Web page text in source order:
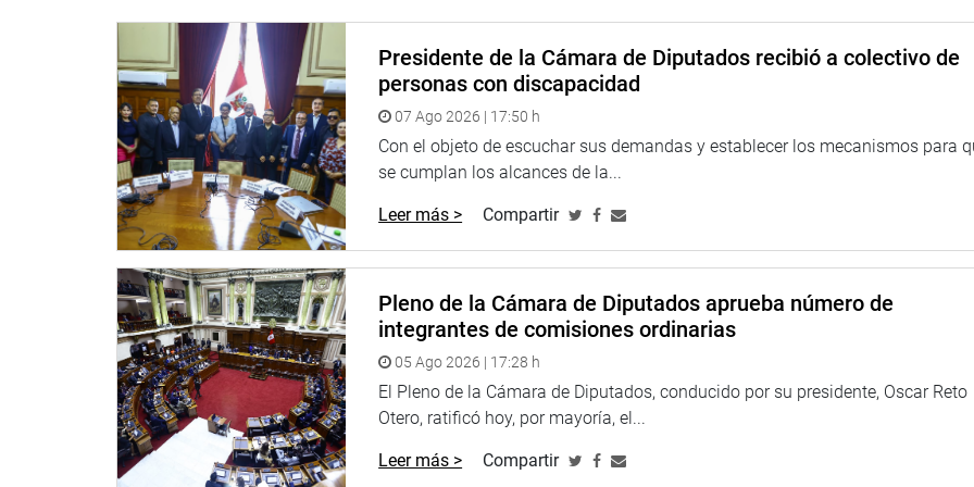
diariamente a población vulnerable, entre ellos niños, adultos mayores, madres gestantes, personas con
discapacidad y pacientes afectados por tuberculosis.
Por ello, el dictamen sostiene que la medida beneficiará directamente a los comedores populares y ollas
comunes permanentes que integran el Programa de Complementación Alimentaria. Además, favorecerá a cerca
de un millón de personas que reciben raciones diarias a bajo costo o de manera gratuita.
REACTIVACIÓN DE LA PLANTA CONCENTRADORA DE TIQUILLACA
En otro momento, la Comisión de Economía aprobó, por mayoría, el dictamen recaído en el Proyecto de Ley N.°
5641/2023-CR, que declara de interés nacional la reactivación y puesta en funcionamiento de la planta
concentradora de Tiquillaca de la Universidad Nacional del Altiplano, ubicada en el departamento de Puno.
La propuesta recibió 19 votos a favor, ningún voto en contra y una abstención. Con esta decisión, el grupo
parlamentario busca promover acciones que permitan garantizar el suministro continuo y confiable de energía
eléctrica para la operación de dicha planta.
El dictamen señala que la planta concentradora de Tiquillaca, con capacidad de tratamiento de 50 toneladas por
día, no opera desde hace más de 30 años por la falta de energía eléctrica trifásica. Esta situación afecta las
Presidente de la Cámara de Diputados recibió a colectivo de
personas con discapacidad
07 Ago 2026 | 17:50 h
Con el objeto de escuchar sus demandas y establecer los mecanismos para
se cumplan los alcances de la...
Leer más > Compartir
Pleno de la Cámara de Diputados aprueba número de
integrantes de comisiones ordinarias
05 Ago 2026 | 17:28 h
El Pleno de la Cámara de Diputados, conducido por su presidente, Oscar Reto
Otero, ratificó hoy, por mayoría, el...
Leer más > Compartir